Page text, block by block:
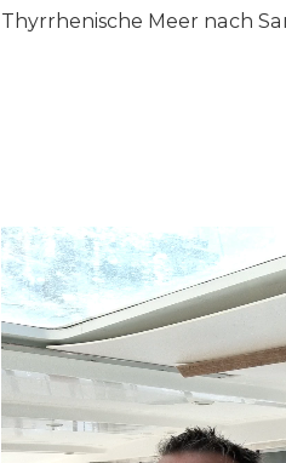
Thyrrhenische Meer nach